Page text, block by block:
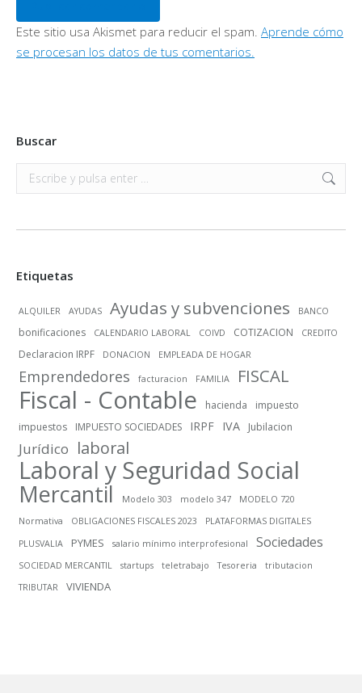
Este sitio usa Akismet para reducir el spam. Aprende cómo
se procesan los datos de tus comentarios.
Buscar
Buscar:
Etiquetas
ALQUILER AYUDAS Ayudas y subvenciones BANCO
bonificaciones CALENDARIO LABORAL COIVD COTIZACION CREDITO
Declaracion IRPF DONACION EMPLEADA DE HOGAR
Emprendedores facturacion FAMILIA FISCAL
Fiscal - Contable hacienda
impuesto
impuestos
IMPUESTO SOCIEDADES IRPF IVA Jubilacion
Jurídico laboral
Laboral y Seguridad Social
Mercantil Modelo 303 modelo 347
MODELO 720
Normativa
OBLIGACIONES FISCALES 2023
PLATAFORMAS DIGITALES
PLUSVALIA
PYMES salario mínimo interprofesional Sociedades
SOCIEDAD MERCANTIL startups teletrabajo Tesoreria
tributacion
TRIBUTAR
VIVIENDA